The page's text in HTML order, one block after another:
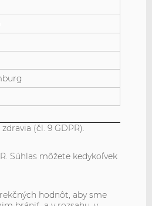
(čl. 9 GDPR).
Súhlas môžete kedykoľvek
hodnôt, aby sme